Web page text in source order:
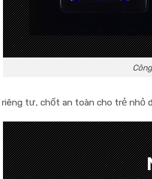
tư, chốt an toàn cho trẻ nhỏ